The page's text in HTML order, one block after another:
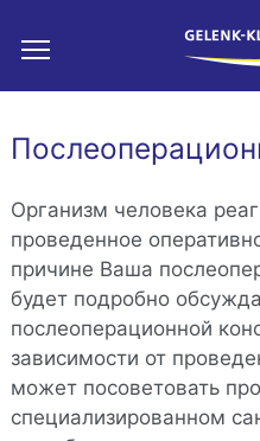
Организм человека
проведенное
причине Ваша
будет подробно
послеоперационной
зависимости от
может посоветовать
специализированном